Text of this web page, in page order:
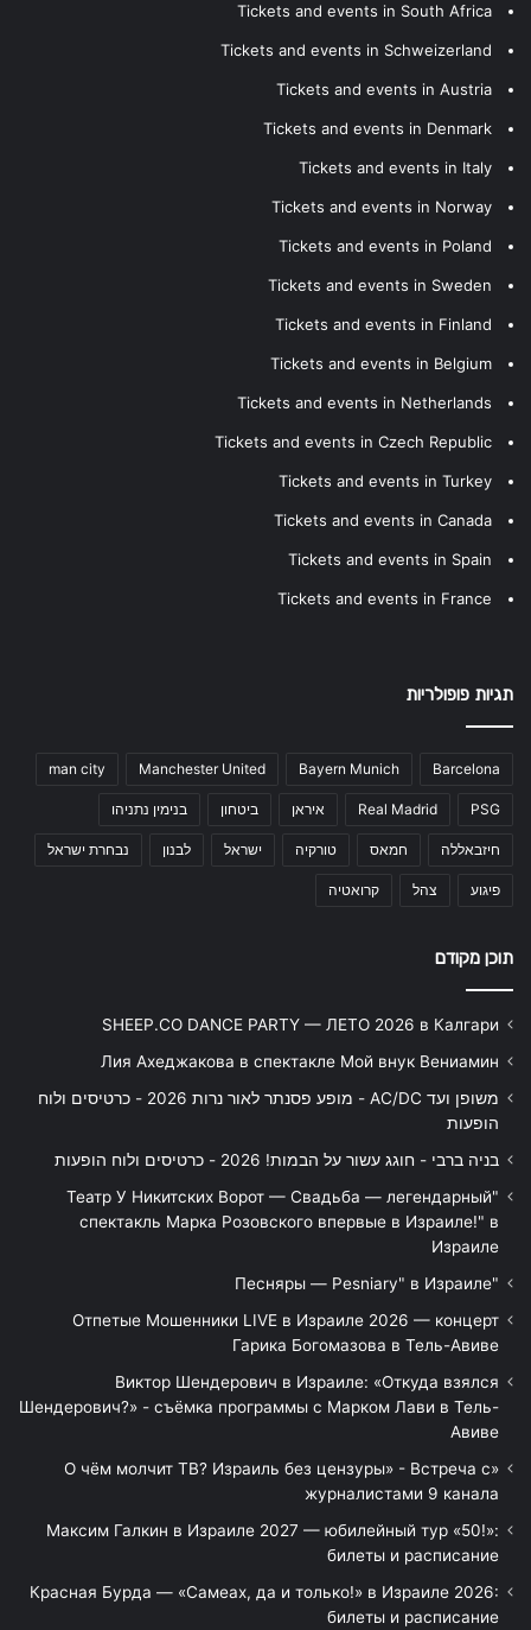
Tickets and events in South Africa
Tickets and events in Schweizerland
Tickets and events in Austria
Tickets and events in Denmark
Tickets and events in Italy
Tickets and events in Norway
Tickets and events in Poland
Tickets and events in Sweden
Tickets and events in Finland
Tickets and events in Belgium
Tickets and events in Netherlands
Tickets and events in Czech Republic
Tickets and events in Turkey
Tickets and events in Canada
Tickets and events in Spain
Tickets and events in France
תגיות פופולריות
Barcelona
Bayern Munich
Manchester United
man city
PSG
Real Madrid איראן ביטחון בנימין נתניהו
חיזבאללה חמאס טורקיה ישראל לבנון נבחרת ישראל
פיגוע צהל קרואטיה
תוכן מקודם
SHEEP.CO DANCE PARTY — ЛЕТО 2026 в Калгари
Лия Ахеджакова в спектакле Мой внук Вениамин
משופן ועד AC/DC - מופע פסנתר לאור נרות 2026 - כרטיסים ולוח
הופעות
בניה ברבי - חוגג עשור על הבמות! 2026 - כרטיסים ולוח הופעות
"Театр У Никитских Ворот — Свадьба — легендарный
спектакль Марка Розовского впервые в Израиле!" в
Израиле
"Песняры — Pesniary" в Израиле
Отпетые Мошенники LIVE в Израиле 2026 — концерт
Гарика Богомазова в Тель-Авиве
Виктор Шендерович в Израиле: «Откуда взялся
Шендерович?» - съёмка программы с Марком Лави в Тель-
Авиве
«О чём молчит ТВ? Израиль без цензуры» - Встреча с
журналистами 9 канала
Максим Галкин в Израиле 2027 — юбилейный тур «50!»:
билеты и расписание
Красная Бурда — «Самеах, да и только!» в Израиле 2026:
билеты и расписание